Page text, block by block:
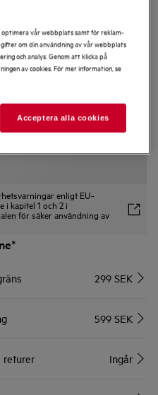
Produktblad
enligt EU-
kapitel 1 och 2 i
för säker användning av
299 SEK
599 SEK
returer Ingår
vår webbplats samt för reklam-
om din användning av vår webbplats
och analys. Genom att klicka på
av cookies. För mer information, se
Acceptera alla cookies